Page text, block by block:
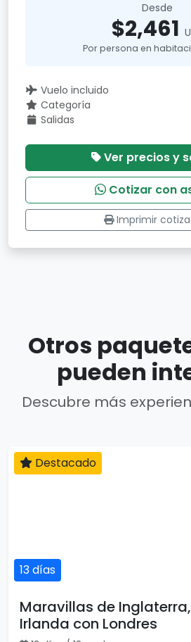
Desde
$2,461
Por persona en
Vuelo incluido
Categoría
Salidas
Ver precios y
Cotizar con
Imprimir
Otros
pueden
Descubre más
13 días
Destacado
Maravillas de
Irlanda con Londres